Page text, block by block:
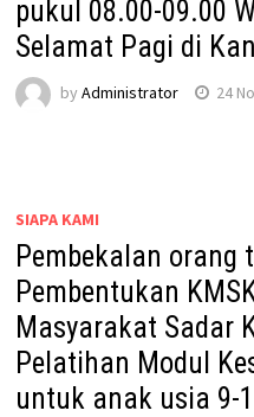
pukul 08.00-09.00
Selamat Pagi di
by Administrator 24
SIAPA KAMI
Pembekalan
Pembentukan
Masyarakat Sadar
Pelatihan Modul
untuk anak usia 9-